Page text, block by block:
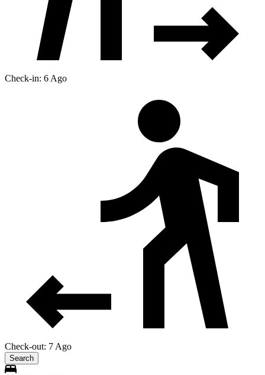
Check-in: 6 Ago
Check-out: 7 Ago
Search